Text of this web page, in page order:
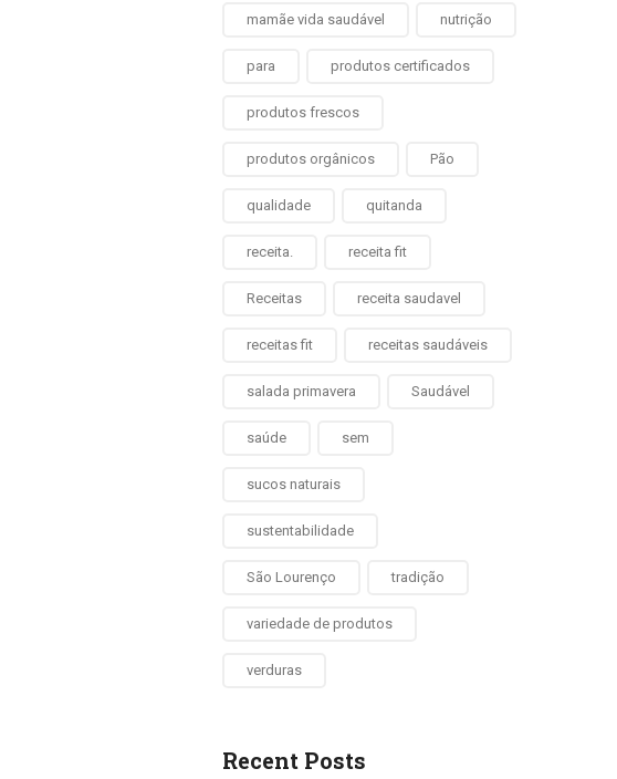
mamãe vida saudável nutrição
para produtos certificados
produtos frescos
produtos orgânicos Pão
qualidade quitanda
receita. receita fit
Receitas receita saudavel
receitas fit receitas saudáveis
salada primavera Saudável
saúde sem
sucos naturais
sustentabilidade
São Lourenço tradição
variedade de produtos
verduras
Recent Posts